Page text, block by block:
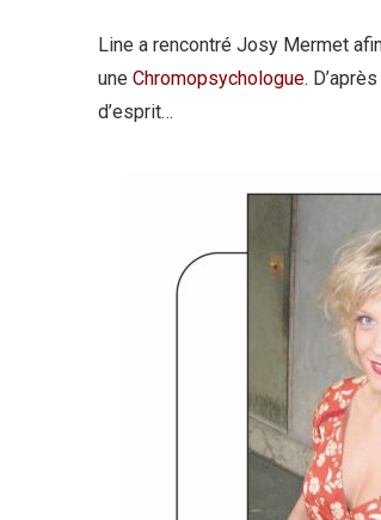
Line a rencontré Josy Mermet
une Chromopsychologue.
d’esprit…